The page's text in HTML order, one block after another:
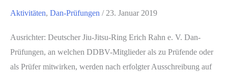
Aktivitäten, Dan-Prüfungen / 23. Januar 2019
Ausrichter: Deutscher Jiu-Jitsu-Ring Erich Rahn e. V. Dan-
Prüfungen, an welchen DDBV-Mitglieder als zu Prüfende oder
als Prüfer mitwirken, werden nach erfolgter Ausschreibung auf